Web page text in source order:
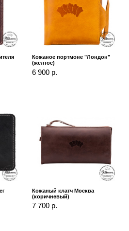
Кожаное портмоне "Лондон"
(желтое)
6 900 р.
Кожаный клатч Москва
(коричневый)
7 700 р.